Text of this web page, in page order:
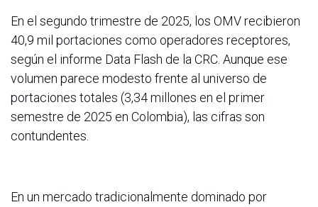
En el segundo trimestre de 2025, los OMV recibieron
40,9 mil portaciones como operadores receptores,
según el informe Data Flash de la CRC. Aunque ese
volumen parece modesto frente al universo de
portaciones totales (3,34 millones en el primer
semestre de 2025 en Colombia), las cifras son
contundentes.
En un mercado tradicionalmente dominado por